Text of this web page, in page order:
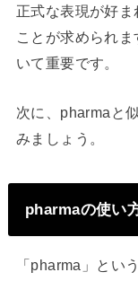
正式な表現が好
ことが求められ
いて重要です。
次に、pharmaと
みましょう。
pharmaの使い
「pharma」とい